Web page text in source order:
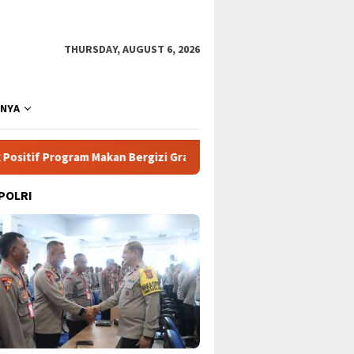
THURSDAY, AUGUST 6, 2026
Makan Bergizi Gratis di Sekolah